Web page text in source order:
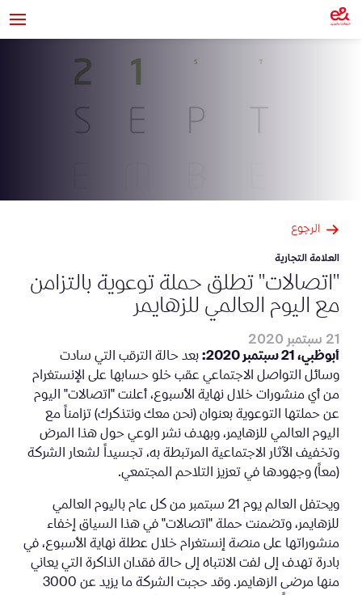
الرجوع
العلامة التجارية
"اتصالات" تطلق حملة توعوية بالتزامن
مع اليوم العالمي للزهايمر
21 سبتمبر 2020
أبوظبي، 21 سبتمبر 2020:
بعد حالة الترقب التي سادت
وسائل التواصل الاجتماعي عقب خلو حسابها على الإنستغرام
من أي منشورات خلال نهاية الأسبوع، أعلنت "اتصالات" اليوم
عن حملتها التوعوية بعنوان (نحن معك ونتذكرك) تزامناً مع
اليوم العالمي للزهايمر، وبهدف نشر الوعي حول هذا المرض
وتخفيف الآثار الاجتماعية المرتبطة به، تجسيداً لشعار الشركة
(معاً) وجهودها في تعزيز التلاحم المجتمعي.
ويحتفل العالم يوم 21 سبتمبر من كل عام باليوم العالمي
للزهايمر، وتضمنت حملة "اتصالات" في هذا السياق إخفاء
منشوراتها على منصة إنستغرام خلال عطلة نهاية الأسبوع، في
بادرة تهدف إلى لفت الانتباه إلى حالة فقدان الذاكرة التي يعاني
منها مرضى الزهايمر. وقد حجبت الشركة ما يزيد عن 3000